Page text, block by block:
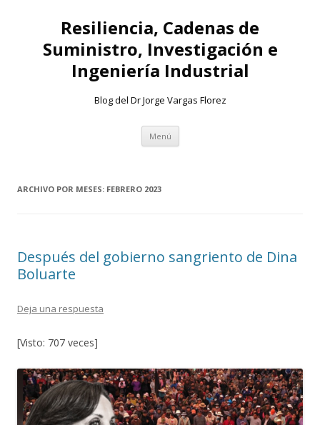
Resiliencia, Cadenas de
Suministro, Investigación e
Ingeniería Industrial
Blog del Dr Jorge Vargas Florez
Menú Ir
contenido
ARCHIVO POR MESES: FEBRERO 2023
Después del gobierno sangriento de Dina
Boluarte
Deja una respuesta
[Visto: 707 veces]